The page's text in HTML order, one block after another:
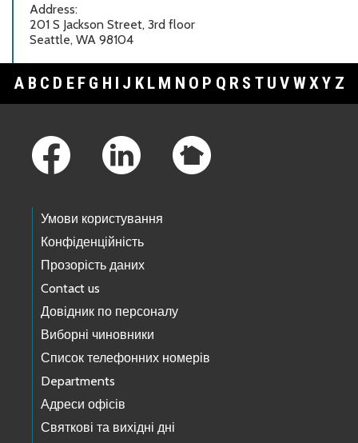
Address:
201 S Jackson Street, 3rd floor
Seattle, WA 98104
A B C D E F G H I J K L M N O P Q R S T U V WXY Z
Умови користування
Конфіденційність
Прозорість даних
Contact us
Довідник по персоналу
Виборні чиновники
Список телефонних номерів
Departments
Адреси офісів
Святкові та вихідні дні